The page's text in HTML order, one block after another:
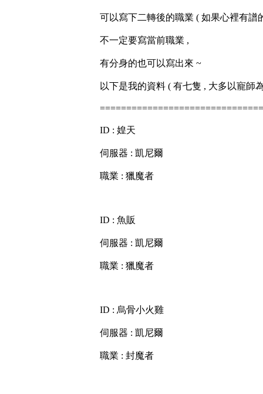
可以寫下二轉後的職業 ( 如果心裡有譜
不一定要寫當前職業 ,
有分身的也可以寫出來 ~
以下是我的資料 ( 有七隻 , 大多以寵師
ID : 媓天
伺服器 : 凱尼爾
職業 : 獵魔者
ID : 魚販
伺服器 : 凱尼爾
職業 : 獵魔者
ID : 烏骨小火雞
伺服器 : 凱尼爾
職業 : 封魔者